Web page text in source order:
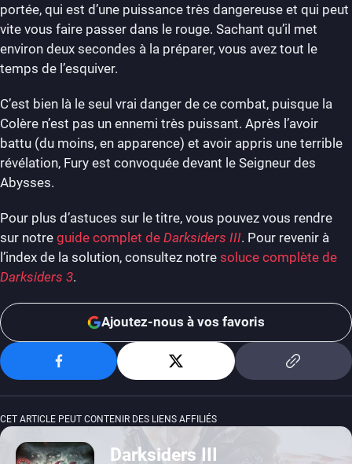
portée, qui est d’une puissance très dangereuse et qui peut
vite vous faire passer dans le rouge. Sachant qu’il met
environ deux secondes à la préparer, vous avez tout le
temps de l’esquiver.
C’est bien là le seul vrai danger de ce combat, puisque la
Colère n’est pas un ennemi très puissant. Après l’avoir
battu (du moins, en apparence) et avoir appris une terrible
révélation, Fury est convoquée devant le Seigneur des
Abysses.
Pour plus d’astuces sur le titre, vous pouvez vous rendre
sur notre guide complet de Darksiders III. Pour revenir à
l’index de la solution, consultez notre soluce complète de
Darksiders 3.
Ajoutez-nous à vos favoris
CET ARTICLE PEUT CONTENIR DES LIENS AFFILIÉS
Darksiders III